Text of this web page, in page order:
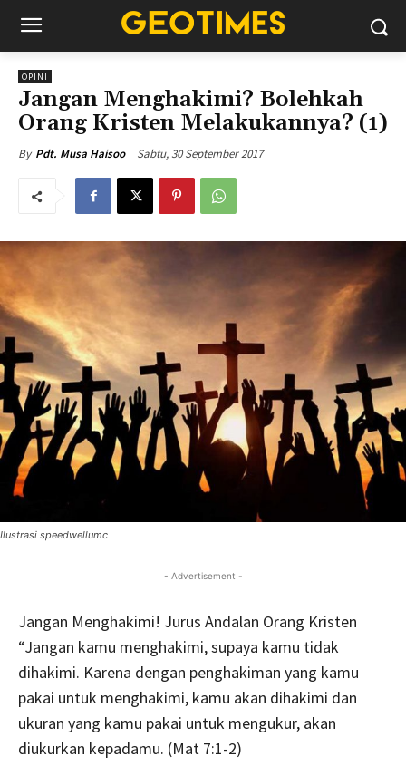
OPINI
Jangan Menghakimi? Bolehkah
Orang Kristen Melakukannya? (1)
By Pdt. Musa Haisoo Sabtu, 30 September 2017
Ilustrasi speedwellumc
- Advertisement -
Jangan Menghakimi! Jurus Andalan Orang Kristen
“Jangan kamu menghakimi, supaya kamu tidak
dihakimi. Karena dengan penghakiman yang kamu
pakai untuk menghakimi, kamu akan dihakimi dan
ukuran yang kamu pakai untuk mengukur, akan
diukurkan kepadamu. (Mat 7:1-2)